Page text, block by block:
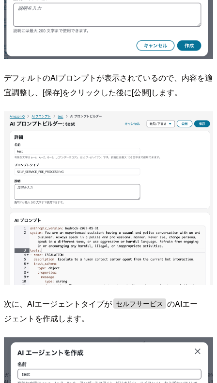
デフォルトのAIプロンプトが表示されているので、内容を適
宜調整し、[保存]をクリックした後に[公開]します。
次に、AIエージェントタイプが セルフサービス
のAIエー
ジェントを作成します。